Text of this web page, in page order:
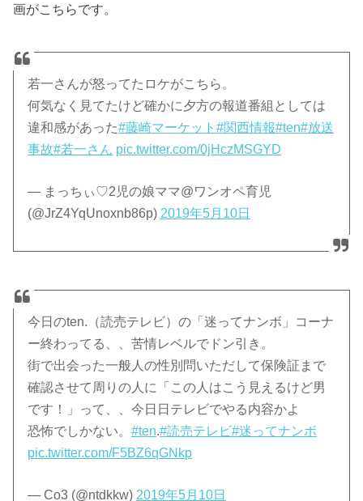
画がこちらです。
若一さんが怒ってたロケがこちら。
何気なく見てたけど確かに夕方の報道番組としては
違和感があった#藤崎マーケット#関西情報#ten#放送
事故#若一さん pic.twitter.com/0jHczMSGYD
— まっちぃ♡2児の娘ママ@ワンオペ育児
(@JrZ4YqUnoxnb86p) 2019年5月10日
今日のten.（読売テレビ）の「迷ってナンボ」コーナ
ー終わってる、、苦情レベルでドン引き。
街で出会った一般人の性別問いただして保険証まで
確認させて周りの人に「この人はこう見えるけど男
です！」って、、今日日テレビでやる内容かよ
恐怖でしかない。#ten.#読売テレビ#迷ってナンボ
pic.twitter.com/F5BZ6qGNkp
— Co3 (@ntdkkw) 2019年5月10日